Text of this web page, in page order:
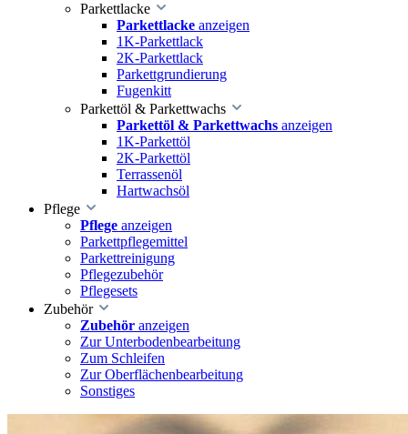
Parkettlacke
Parkettlacke anzeigen
1K-Parkettlack
2K-Parkettlack
Parkettgrundierung
Fugenkitt
Parkettöl & Parkettwachs
Parkettöl & Parkettwachs anzeigen
1K-Parkettöl
2K-Parkettöl
Terrassenöl
Hartwachsöl
Pflege
Pflege anzeigen
Parkettpflegemittel
Parkettreinigung
Pflegezubehör
Pflegesets
Zubehör
Zubehör anzeigen
Zur Unterbodenbearbeitung
Zum Schleifen
Zur Oberflächenbearbeitung
Sonstiges